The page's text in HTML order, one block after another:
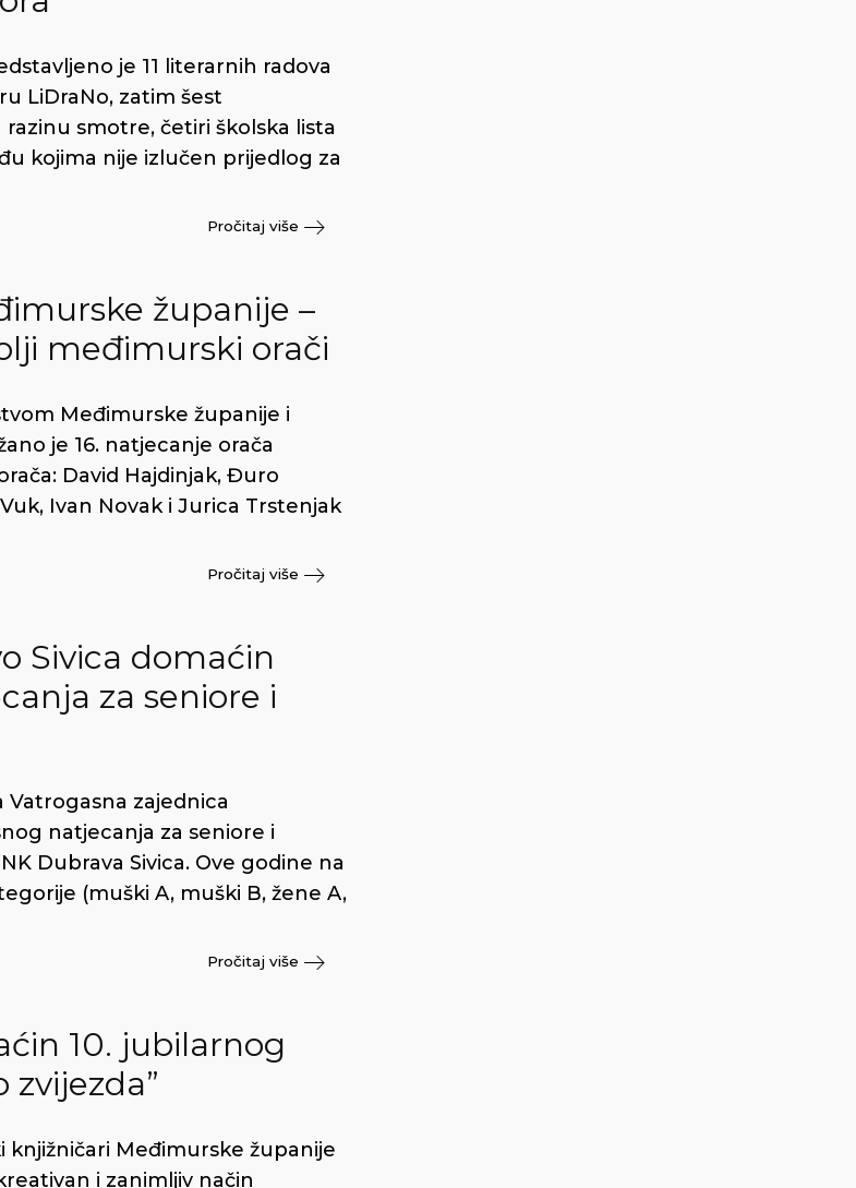
je 11 literarnih radova
LiDraNo, zatim šest
smotre, četiri školska lista
kojima nije izlučen prijedlog za
Pročitaj više
županije –
međimurski orači
Međimurske županije i
je 16. natjecanje orača
David Hajdinjak, Đuro
Ivan Novak i Jurica Trstenjak
Pročitaj više
Sivica domaćin
za seniore i
zajednica
natjecanja za seniore i
Dubrava Sivica. Ove godine na
(muški A, muški B, žene A,
Pročitaj više
10. jubilarnog
Međimurske županije
i zanimljiv način